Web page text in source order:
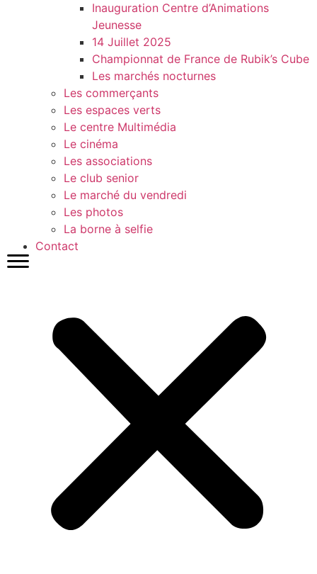
Inauguration Centre d’Animations
Jeunesse
14 Juillet 2025
Championnat de France de Rubik’s Cube
Les marchés nocturnes
Les commerçants
Les espaces verts
Le centre Multimédia
Le cinéma
Les associations
Le club senior
Le marché du vendredi
Les photos
La borne à selfie
Contact